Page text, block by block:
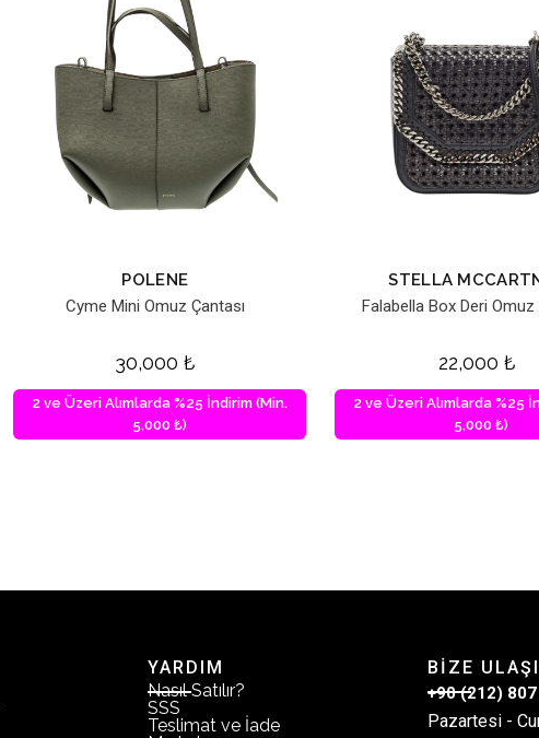
POLENE
Cyme Mini Omuz Çantası
30,000 ₺
2 ve Üzeri Alımlarda %25 İndirim (Min.
5,000 ₺)
STELLA
Falabella Box Deri Omuz
22,000 ₺
2 ve Üzeri Alımlarda %25
5,000 ₺)
YARDIM
Nasıl Satılır?
SSS
Teslimat ve İade
BİZE
+90 (212)
Pazartesi -